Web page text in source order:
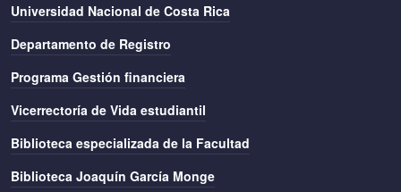
Universidad Nacional de Costa Rica
Departamento de Registro
Programa Gestión financiera
Vicerrectoría de Vida estudiantil
Biblioteca especializada de la Facultad
Biblioteca Joaquín García Monge